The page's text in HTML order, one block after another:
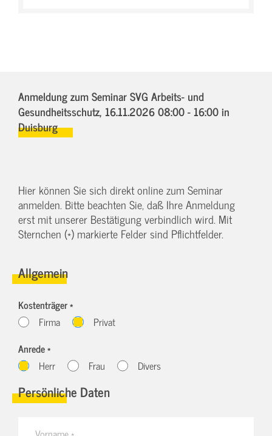
Anmeldung zum Seminar SVG Arbeits- und
Gesundheitsschutz, 16.11.2026 08:00 - 16:00in
Duisburg
Hier können Sie sich direkt online zum Seminar
anmelden. Bitte beachten Sie, daß Ihre Anmeldung
erst mit unserer Bestätigung verbindlich wird. Mit
Sternchen (*) markierte Felder sind Pflichtfelder.
Allgemein
Kostenträger *
Firma
Privat
Anrede *
Herr
Frau Divers
Persönliche Daten